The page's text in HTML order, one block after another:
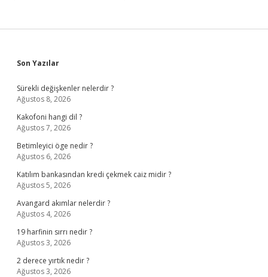
Sidebar
Son Yazılar
Sürekli değişkenler nelerdir ?
Ağustos 8, 2026
Kakofoni hangi dil ?
Ağustos 7, 2026
Betimleyici öge nedir ?
Ağustos 6, 2026
Katılım bankasından kredi çekmek caiz midir ?
Ağustos 5, 2026
Avangard akımlar nelerdir ?
Ağustos 4, 2026
19 harfinin sırrı nedir ?
Ağustos 3, 2026
2 derece yırtık nedir ?
Ağustos 3, 2026